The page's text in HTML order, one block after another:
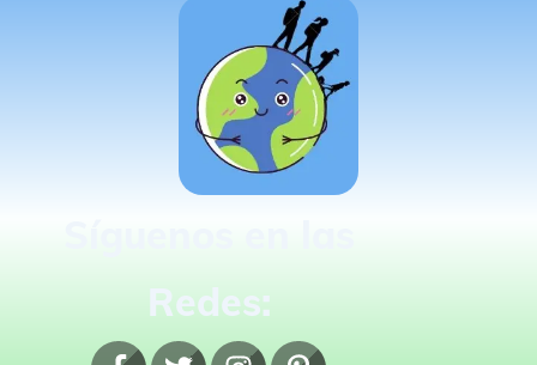
Redes: